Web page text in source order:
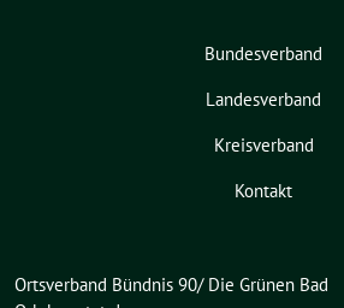
Bundesverband
Landesverband
Kreisverband
Kontakt
Ortsverband Bündnis 90/ Die Grünen Bad